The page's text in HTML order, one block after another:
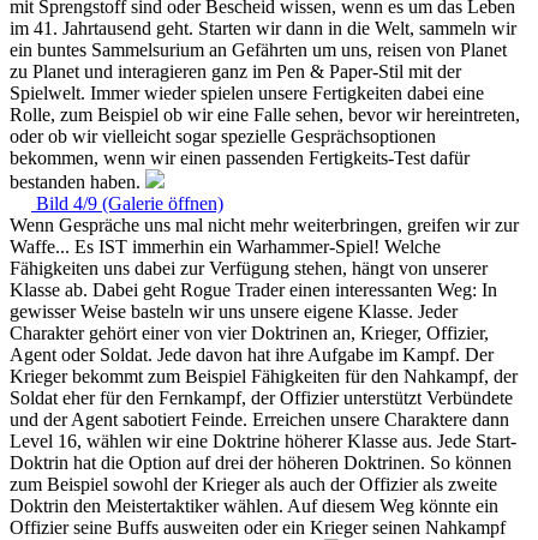
mit Sprengstoff sind oder Bescheid wissen, wenn es um das Leben
im 41. Jahrtausend geht. Starten wir dann in die Welt, sammeln wir
ein buntes Sammelsurium an Gefährten um uns, reisen von Planet
zu Planet und interagieren ganz im Pen & Paper-Stil mit der
Spielwelt. Immer wieder spielen unsere Fertigkeiten dabei eine
Rolle, zum Beispiel ob wir eine Falle sehen, bevor wir hereintreten,
oder ob wir vielleicht sogar spezielle Gesprächsoptionen
bekommen, wenn wir einen passenden Fertigkeits-Test dafür
bestanden haben.
Bild 4/9 (Galerie öffnen)
Wenn Gespräche uns mal nicht mehr weiterbringen, greifen wir zur
Waffe... Es IST immerhin ein Warhammer-Spiel! Welche
Fähigkeiten uns dabei zur Verfügung stehen, hängt von unserer
Klasse ab. Dabei geht Rogue Trader einen interessanten Weg: In
gewisser Weise basteln wir uns unsere eigene Klasse. Jeder
Charakter gehört einer von vier Doktrinen an, Krieger, Offizier,
Agent oder Soldat. Jede davon hat ihre Aufgabe im Kampf. Der
Krieger bekommt zum Beispiel Fähigkeiten für den Nahkampf, der
Soldat eher für den Fernkampf, der Offizier unterstützt Verbündete
und der Agent sabotiert Feinde. Erreichen unsere Charaktere dann
Level 16, wählen wir eine Doktrine höherer Klasse aus. Jede Start-
Doktrin hat die Option auf drei der höheren Doktrinen. So können
zum Beispiel sowohl der Krieger als auch der Offizier als zweite
Doktrin den Meistertaktiker wählen. Auf diesem Weg könnte ein
Offizier seine Buffs ausweiten oder ein Krieger seinen Nahkampf